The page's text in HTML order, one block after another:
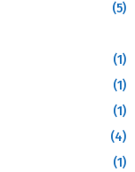
(5)
(1)
(1)
(1)
(4)
(1)